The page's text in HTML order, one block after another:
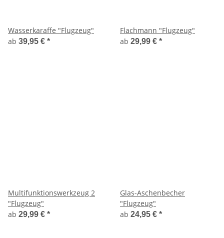
Wasserkaraffe "Flugzeug"
ab 39,95 € *
Flachmann "Flugzeug"
ab 29,99 € *
Multifunktionswerkzeug 2
"Flugzeug"
ab 29,99 € *
Glas-Aschenbecher
"Flugzeug"
ab 24,95 € *